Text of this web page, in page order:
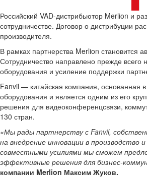
Российский VAD-дистрибьютор Merlion и
сотрудничестве. Договор о дистрибуции
производителя.
В рамках партнерства Merlion становится
Сотрудничество направлено прежде всего
оборудования и усиление поддержки
Fanvil — китайская компания, основанная
оборудования и является одним из его
решения для видеоконференцсвязи,
130 стран.
«Мы рады партнерству с Fanvil,
на внедрение инновации в производство
совместными усилиями мы сможем
эффективные решения для бизнес-
компании Merlion Максим Жуков.